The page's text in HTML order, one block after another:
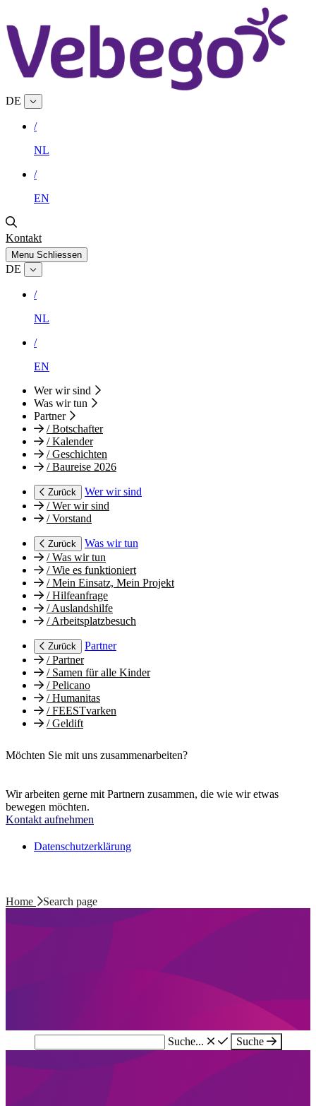
DE
/
NL
/
EN
Kontakt
Menu Schliessen
DE
/
NL
/
EN
Wer wir sind
Was wir tun
Partner
/Botschafter
/Kalender
/Geschichten
/Baureise 2026
Zurück
Wer wir sind
/Wer wir sind
/Vorstand
Zurück
Was wir tun
/Was wir tun
/Wie es funktioniert
/Mein Einsatz, Mein Projekt
/Hilfeanfrage
/Auslandshilfe
/Arbeitsplatzbesuch
Zurück
Partner
/Partner
/Samen für alle Kinder
/Pelicano
/Humanitas
/FEESTvarken
/Geldift
Möchten Sie mit uns zusammenarbeiten?
Wir arbeiten gerne mit Partnern zusammen, die wie wir etwas
bewegen möchten.
Kontakt aufnehmen
Datenschutzerklärung
Home Search page
Suche... Suche